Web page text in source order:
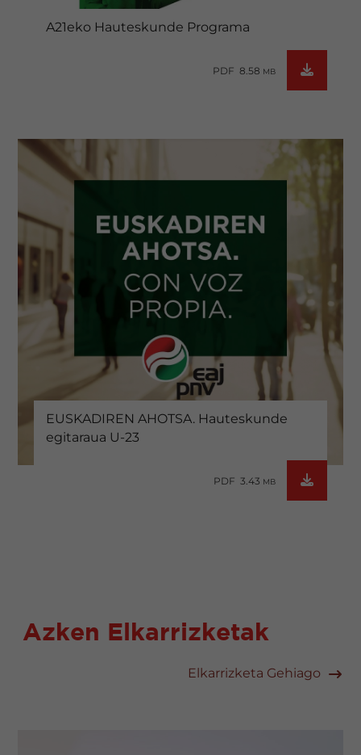
A21eko Hauteskunde Programa
PDF 8.58 MB
EUSKADIREN AHOTSA. Hauteskunde
egitaraua U-23
PDF 3.43 MB
Azken Elkarrizketak
Elkarrizketa Gehiago